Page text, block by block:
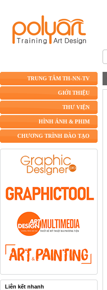
TRUNG TÂM TH-NN-TV
GIỚI THIỆU
THƯ VIỆN
HÌNH ẢNH & PHIM
CHƯƠNG TRÌNH ĐÀO TẠO
Liên kết nhanh